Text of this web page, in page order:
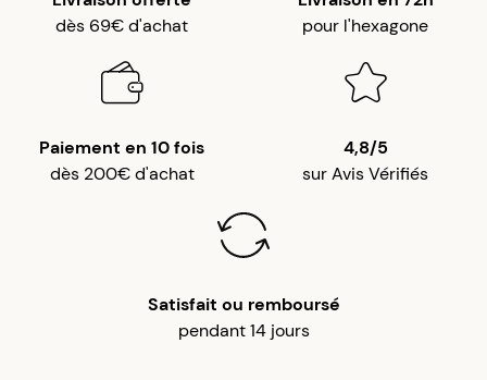
dès 69€ d'achat
pour l'hexagone
Paiement en 10 fois
dès 200€ d'achat
4,8/5
sur Avis Vérifiés
Satisfait ou remboursé
pendant 14 jours